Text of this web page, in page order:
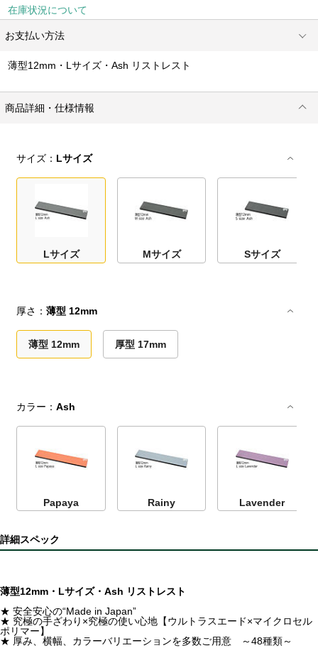
在庫状況について
お支払い方法
薄型12mm・Lサイズ・Ash リストレスト
商品詳細・仕様情報
サイズ： Lサイズ
Lサイズ Mサイズ Sサイズ
厚さ：薄型 12mm
薄型 12mm 厚型 17mm
カラー：Ash
Papaya Rainy Lavender
詳細スペック
薄型12mm・Lサイズ・Ash リストレスト
★ 安全安心の“Made in Japan”
★ 究極の手ざわり×究極の使い心地【ウルトラスエード×マイクロセル
ポリマー】
★ 厚み、横幅、カラーバリエーションを多数ご用意 ～48種類～